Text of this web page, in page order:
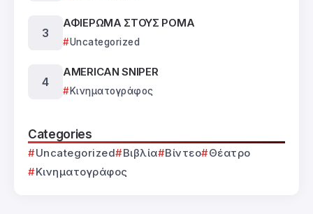
ΑΦΙΕΡΩΜΑ ΣΤΟΥΣ ΡΟΜΑ
Uncategorized
AMERICAN SNIPER
Κινηματογράφος
Categories
Uncategorized Βιβλία Βίντεο
Θέατρο
Κινηματογράφος